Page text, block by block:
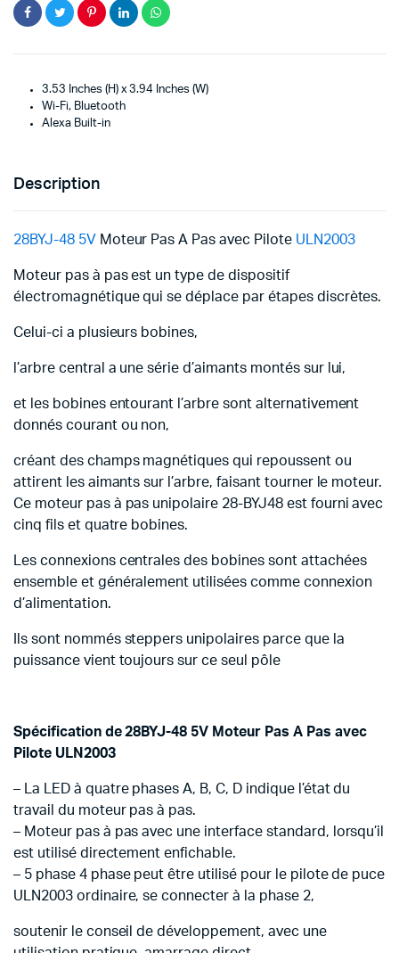
3.53 Inches (H) x 3.94 Inches (W)
Wi-Fi, Bluetooth
Alexa Built-in
Description
28BYJ-48 5V Moteur Pas A Pas avec Pilote ULN2003
Moteur pas à pas est un type de dispositif
électromagnétique qui se déplace par étapes discrètes.
Celui-ci a plusieurs bobines,
l’arbre central a une série d’aimants montés sur lui,
et les bobines entourant l’arbre sont alternativement
donnés courant ou non,
créant des champs magnétiques qui repoussent ou
attirent les aimants sur l’arbre, faisant tourner le moteur.
Ce moteur pas à pas unipolaire 28-BYJ48 est fourni avec
cinq fils et quatre bobines.
Les connexions centrales des bobines sont attachées
ensemble et généralement utilisées comme connexion
d’alimentation.
Ils sont nommés steppers unipolaires parce que la
puissance vient toujours sur ce seul pôle
Spécification de 28BYJ-48 5V Moteur Pas A Pas avec
Pilote ULN2003
– La LED à quatre phases A, B, C, D indique l’état du
travail du moteur pas à pas.
– Moteur pas à pas avec une interface standard, lorsqu’il
est utilisé directement enfichable.
– 5 phase 4 phase peut être utilisé pour le pilote de puce
ULN2003 ordinaire, se connecter à la phase 2,
soutenir le conseil de développement, avec une